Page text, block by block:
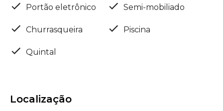
Portão eletrônico Semi-mobiliado
Churrasqueira Piscina
Quintal
Localização